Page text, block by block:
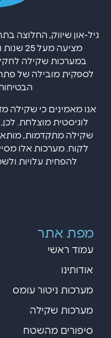
גיל-און שיווק, החלוצה
מציעה
במערכות שקילה
לספקית מובילה של
אנו מאמינים כי שקילה
לוגיסטית מוצלחת.
שקילה מתקדמות,
לקוח. מערכות אלו
להפחית עלויות
מפת אתר
עמוד ראשי
אודותינו
מערכות ניטור עומס
מערכות שקילה
סיפורים מהשטח